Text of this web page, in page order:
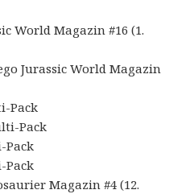
World Magazin #16 (1.
Jurassic World Magazin
Pack
Pack
Pack
Pack
Magazin #4 (12.